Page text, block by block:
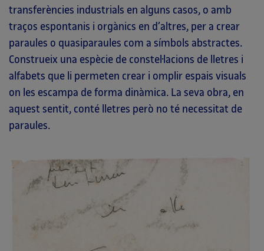
transferències industrials en alguns casos, o amb
traços espontanis i orgànics en d’altres, per a crear
paraules o quasiparaules com a símbols abstractes.
Construeix una espècie de constel·lacions de lletres i
alfabets que li permeten crear i omplir espais visuals
on les escampa de forma dinàmica. La seva obra, en
aquest sentit, conté lletres però no té necessitat de
paraules.